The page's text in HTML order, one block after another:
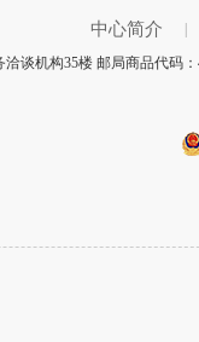
中心简介
谈机构35楼 邮局商品代码